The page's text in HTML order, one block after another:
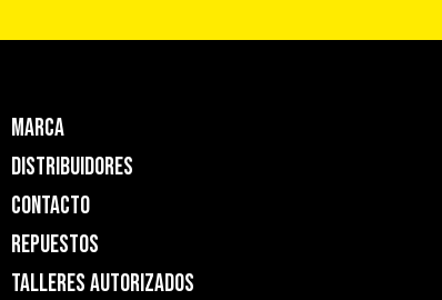
Marca
Distribuidores
Contacto
Repuestos
Talleres Autorizados